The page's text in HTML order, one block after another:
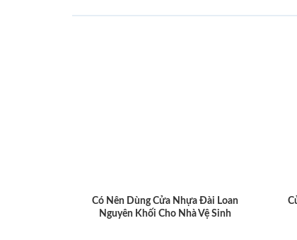
Có Nên Dùng Cửa Nhựa Đài Loan
Nguyên Khối Cho Nhà Vệ Sinh